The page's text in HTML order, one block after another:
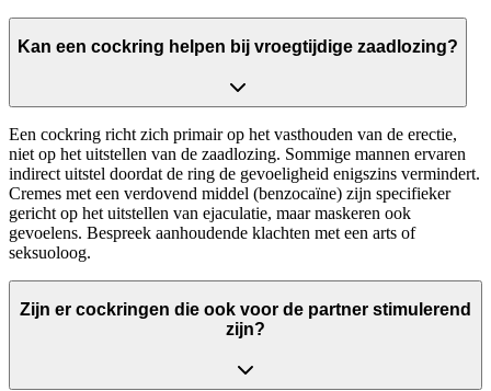
Kan een cockring helpen bij vroegtijdige zaadlozing?
Een cockring richt zich primair op het vasthouden van de erectie,
niet op het uitstellen van de zaadlozing. Sommige mannen ervaren
indirect uitstel doordat de ring de gevoeligheid enigszins vermindert.
Cremes met een verdovend middel (benzocaïne) zijn specifieker
gericht op het uitstellen van ejaculatie, maar maskeren ook
gevoelens. Bespreek aanhoudende klachten met een arts of
seksuoloog.
Zijn er cockringen die ook voor de partner stimulerend
zijn?